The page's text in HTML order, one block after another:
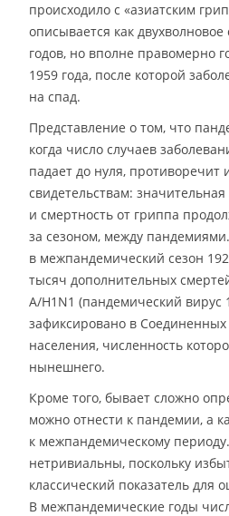
происходило с «азиатским
описывается как
годов, но вполне правомерно
1959 года, после которой
на спад.
Представление о том, что
когда число случаев
падает до нуля, противоречит
свидетельствам:
и смертность от гриппа
за сезоном, между
в межпандемический сезон
тысяч дополнительных
A/H1N1 (пандемический вирус
зафиксировано в
населения, численность
нынешнего.
Кроме того, бывает сложно
можно отнести к пандемии, а
к межпандемическому
нетривиальны, поскольку
классический показатель для
В межпандемические годы